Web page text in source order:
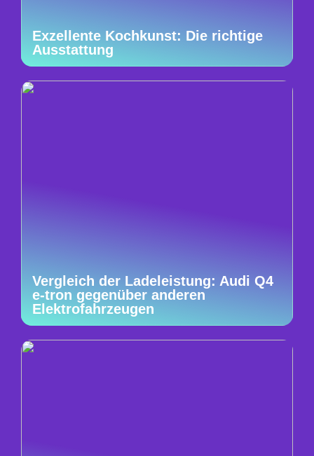
Exzellente Kochkunst: Die richtige
Ausstattung
Vergleich der Ladeleistung: Audi Q4
e-tron gegenüber anderen
Elektrofahrzeugen